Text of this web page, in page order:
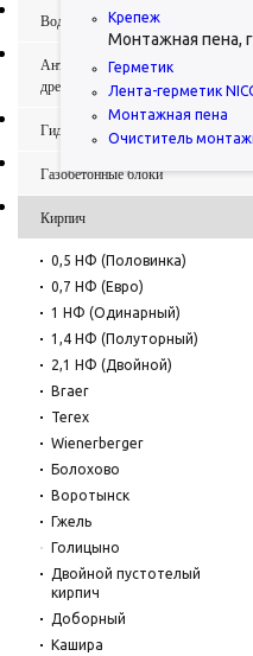
Крепеж
Монтажная пена,
Герметик
Лента-герметик
Монтажная пена
Очиститель
Водосточные системы
Антисептики и биозащита для
древесины
Гидроизоляция
Газобетонные блоки
Кирпич
0,5 НФ (Половинка)
0,7 НФ (Евро)
1 НФ (Одинарный)
1,4 НФ (Полуторный)
2,1 НФ (Двойной)
Braer
Terex
Wienerberger
Болохово
Воротынск
Гжель
Голицыно
Двойной пустотелый
кирпич
Доборный
Кашира